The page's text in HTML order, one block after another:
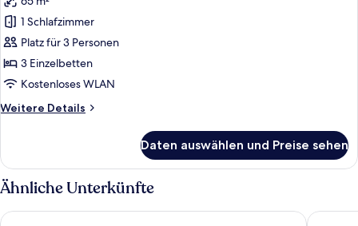
Outdoor
BathRB3)
für
Deluxe-
Zimmer
(Japanese-
style
Outdoor
1 Schlafzimmer
Platz für 3 Personen
3 Einzelbetten
Kostenloses WLAN
Weitere Details
Weitere
Zimmer
(Japanese-
style
Suite,
Outdoor
Daten auswählen und Preise sehen
Ähnliche Unterkünfte
Yufuin Ryokan Seikoen